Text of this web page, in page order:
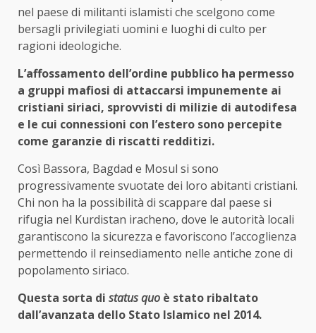
nel paese di militanti islamisti che scelgono come
bersagli privilegiati uomini e luoghi di culto per
ragioni ideologiche.
L’affossamento dell’ordine pubblico ha permesso
a gruppi mafiosi di attaccarsi impunemente ai
cristiani siriaci, sprovvisti di milizie di autodifesa
e le cui connessioni con l’estero sono percepite
come garanzie di riscatti redditizi.
Così Bassora, Bagdad e Mosul si sono
progressivamente svuotate dei loro abitanti cristiani.
Chi non ha la possibilità di scappare dal paese si
rifugia nel Kurdistan iracheno, dove le autorità locali
garantiscono la sicurezza e favoriscono l’accoglienza
permettendo il reinsediamento nelle antiche zone di
popolamento siriaco.
Questa sorta di status quo è stato ribaltato
dall’avanzata dello Stato Islamico nel 2014.